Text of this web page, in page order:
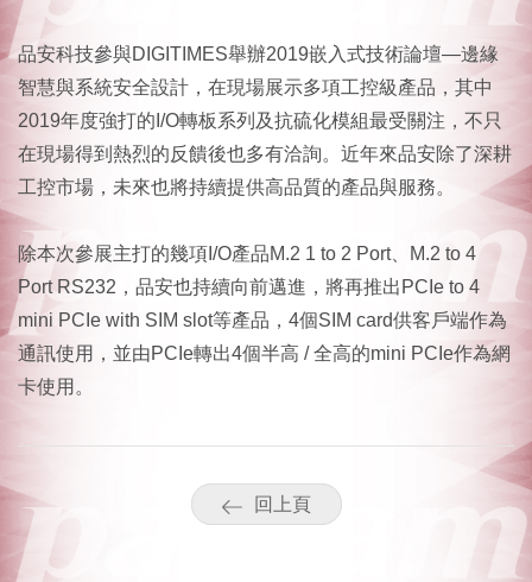
品安科技參與DIGITIMES舉辦2019嵌入式技術論壇—邊緣
智慧與系統安全設計，在現場展示多項工控級產品，其中
2019年度強打的I/O轉板系列及抗硫化模組最受關注，不只
在現場得到熱烈的反饋後也多有洽詢。近年來品安除了深耕
工控市場，未來也將持續提供高品質的產品與服務。
除本次參展主打的幾項I/O產品M.2 1 to 2 Port、M.2 to 4
Port RS232，品安也持續向前邁進，將再推出PCIe to 4
mini PCIe with SIM slot等產品，4個SIM card供客戶端作為
通訊使用，並由PCIe轉出4個半高 / 全高的mini PCIe作為網
卡使用。
回上頁